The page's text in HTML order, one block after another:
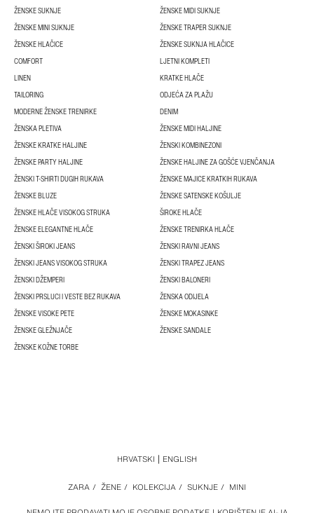
ŽENSKE SUKNJE
ŽENSKE MIDI SUKNJE
ŽENSKE MINI SUKNJE
ŽENSKE TRAPER SUKNJE
ŽENSKE HLAČICE
ŽENSKE SUKNJA HLAČICE
COMFORT
LJETNI KOMPLETI
LINEN
KRATKE HLAČE
TAILORING
ODJEĆA ZA PLAŽU
MODERNE ŽENSKE TRENIRKE
DENIM
ŽENSKA PLETIVA
ŽENSKE MIDI HALJINE
ŽENSKE KRATKE HALJINE
ŽENSKI KOMBINEZONI
ŽENSKE PARTY HALJINE
ŽENSKE HALJINE ZA GOŠĆE VJENČANJA
ŽENSKI T-SHIRTI DUGIH RUKAVA
ŽENSKE MAJICE KRATKIH RUKAVA
ŽENSKE BLUZE
ŽENSKE SATENSKE KOŠULJE
ŽENSKE HLAČE VISOKOG STRUKA
ŠIROKE HLAČE
ŽENSKE ELEGANTNE HLAČE
ŽENSKE TRENIRKA HLAČE
ŽENSKI ŠIROKI JEANS
ŽENSKI RAVNI JEANS
ŽENSKI JEANS VISOKOG STRUKA
ŽENSKI TRAPEZ JEANS
ŽENSKI DŽEMPERI
ŽENSKI BALONERI
ŽENSKI PRSLUCI I VESTE BEZ RUKAVA
ŽENSKA ODIJELA
ŽENSKE VISOKE PETE
ŽENSKE MOKASINKE
ŽENSKE GLEŽNJAČE
ŽENSKE SANDALE
ŽENSKE KOŽNE TORBE
ZARA / ŽENE / KOLEKCIJA / SUKNJE / MINI
HRVATSKI ENGLISH